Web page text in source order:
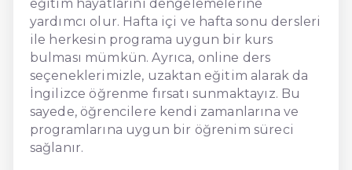
eğitim hayatlarını dengelemelerine
yardımcı olur. Hafta içi ve hafta sonu dersleri
ile herkesin programa uygun bir kurs
bulması mümkün. Ayrıca, online ders
seçeneklerimizle, uzaktan eğitim alarak da
İngilizce öğrenme fırsatı sunmaktayız. Bu
sayede, öğrencilere kendi zamanlarına ve
programlarına uygun bir öğrenim süreci
sağlanır.